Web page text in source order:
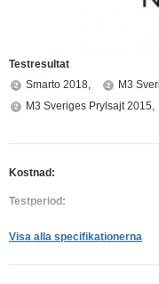
Testresultat
Smarto 2018,
M3
M3 Sveriges Prylsajt 2015,
Kostnad:
Testperiod:
Antal skärmar samtidigt:
Visa alla specifikationerna